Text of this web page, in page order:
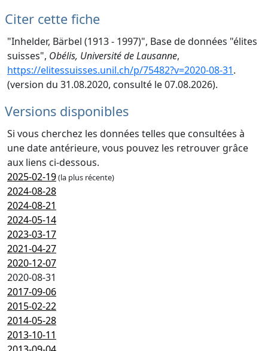
Citer cette fiche
"Inhelder, Bärbel (1913 - 1997)", Base de données "élites
suisses", Obélis, Université de Lausanne,
https://elitessuisses.unil.ch/p/75482?v=2020-08-31.
(version du 31.08.2020, consulté le 07.08.2026).
Versions disponibles
Si vous cherchez les données telles que consultées à
une date antérieure, vous pouvez les retrouver grâce
aux liens ci-dessous.
2025-02-19(la plus récente)
2024-08-28
2024-08-21
2024-05-14
2023-03-17
2021-04-27
2020-12-07
2020-08-31
2017-09-06
2015-02-22
2014-05-28
2013-10-11